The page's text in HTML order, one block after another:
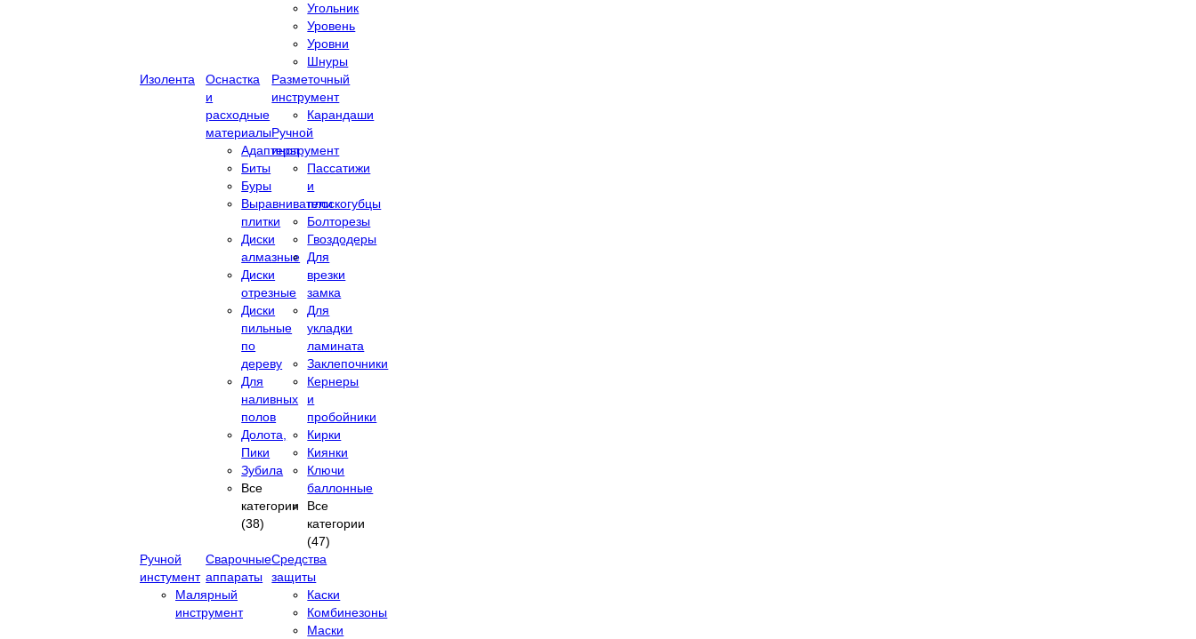
Угольник
Уровень
Уровни
Шнуры
Изолента
Оснастка
и
расходные
материалы
Адаптеры
Биты
Буры
Выравниватели
плитки
Диски
алмазные
Диски
отрезные
Диски
пильные
по
дереву
Для
наливных
полов
Долота,
Пики
Зубила
Все
категории
(38)
Разметочный
инструмент
Карандаши
Ручной
инструмент
Пассатижи
и
плоскогубцы
Болторезы
Гвоздодеры
Для
врезки
замка
Для
укладки
ламината
Заклепочники
Кернеры
и
пробойники
Кирки
Киянки
Ключи
баллонные
Все
категории
(47)
Ручной
инстумент
Малярный
инструмент
Сварочные
аппараты
Средства
защиты
Каски
Комбинезоны
Маски